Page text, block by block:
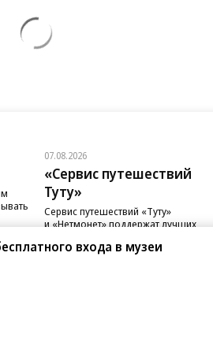
07.08.2026
«Сервис путешествий
Туту»
Сервис путешествий «Туту»
и «Нетмонет» поддержат лучших
входа в музеи